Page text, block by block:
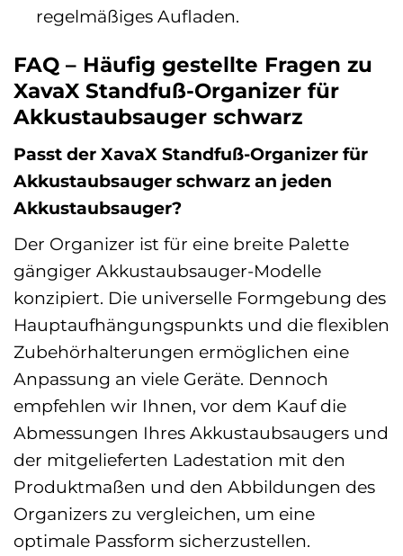
regelmäßiges Aufladen.
FAQ – Häufig gestellte Fragen zu
XavaX Standfuß-Organizer für
Akkustaubsauger schwarz
Passt der XavaX Standfuß-Organizer für
Akkustaubsauger schwarz an jeden
Akkustaubsauger?
Der Organizer ist für eine breite Palette
gängiger Akkustaubsauger-Modelle
konzipiert. Die universelle Formgebung des
Hauptaufhängungspunkts und die flexiblen
Zubehörhalterungen ermöglichen eine
Anpassung an viele Geräte. Dennoch
empfehlen wir Ihnen, vor dem Kauf die
Abmessungen Ihres Akkustaubsaugers und
der mitgelieferten Ladestation mit den
Produktmaßen und den Abbildungen des
Organizers zu vergleichen, um eine
optimale Passform sicherzustellen.